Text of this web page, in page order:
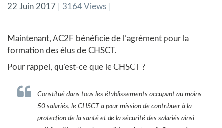
22 Juin 2017 3164 Views
Maintenant, AC2F bénéficie de l’agrément pour la
formation des élus de CHSCT.
Pour rappel, qu’est-ce que le CHSCT ?
Constitué dans tous les établissements occupant au moins
50 salariés, le CHSCT a pour mission de contribuer à la
protection de la santé et de la sécurité des salariés ainsi